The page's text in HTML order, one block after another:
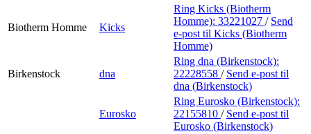
Biotherm Homme Kicks
Ring Kicks (Biotherm
Homme): 33221027 / Send
e-post til Kicks (Biotherm
Homme)
Birkenstock dna
Ring dna (Birkenstock):
22228558 / Send e-post til
dna (Birkenstock)
Eurosko
Ring Eurosko (Birkenstock):
22155810 / Send e-post til
Eurosko (Birkenstock)